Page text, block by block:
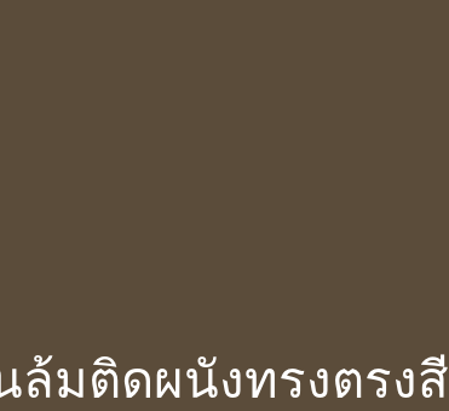
ล้มติดผนังทรงตรงสี